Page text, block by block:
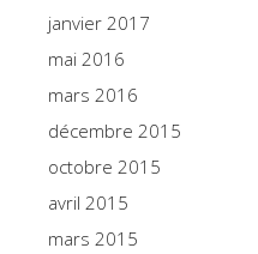
janvier 2017
mai 2016
mars 2016
décembre 2015
octobre 2015
avril 2015
mars 2015